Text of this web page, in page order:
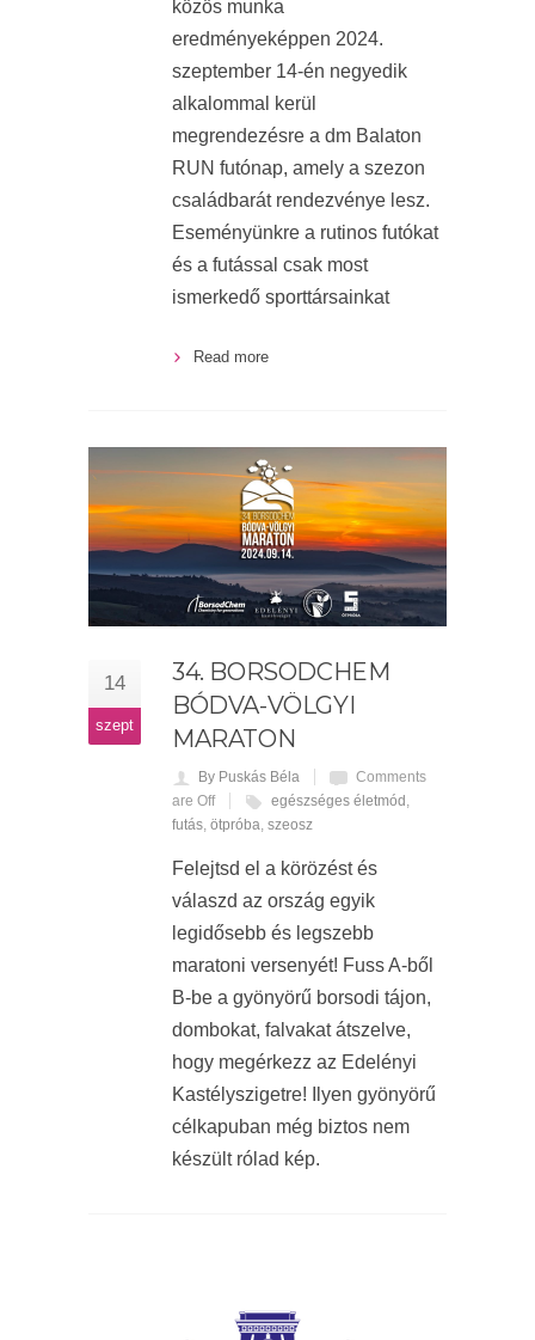
közös munka
eredményeképpen 2024.
szeptember 14-én negyedik
alkalommal kerül
megrendezésre a dm Balaton
RUN futónap, amely a szezon
családbarát rendezvénye lesz.
Eseményünkre a rutinos futókat
és a futással csak most
ismerkedő sporttársainkat
Read more
14
szept
34. BORSODCHEM
BÓDVA-VÖLGYI
MARATON
By Puskás Béla
Comments
are Off
egészséges életmód ,
futás, ötpróba, szeosz
Felejtsd el a körözést és
válaszd az ország egyik
legidősebb és legszebb
maratoni versenyét! Fuss A-ből
B-be a gyönyörű borsodi tájon,
dombokat, falvakat átszelve,
hogy megérkezz az Edelényi
Kastélyszigetre! Ilyen gyönyörű
célkapuban még biztos nem
készült rólad kép.